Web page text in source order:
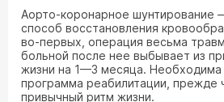
Аорто-коронарное шунтирование
способ восстановления
во-первых, операция весьма
больной после нее выбывает из
жизни на 1—3 месяца. Необходима
программа реабилитации, прежде
привычный ритм жизни.